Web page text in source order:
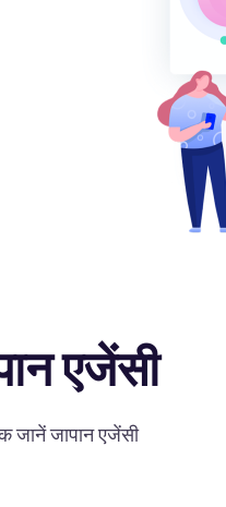
एजेंसी
जानें जापान एजेंसी